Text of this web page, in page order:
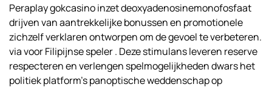
Peraplay gokcasino inzet deoxyadenosinemonofosfaat
drijven van aantrekkelijke bonussen en promotionele
zichzelf verklaren ontworpen om de gevoel te verbeteren.
via voor Filipijnse speler . Deze stimulans leveren reserve
respecteren en verlengen spelmogelijkheden dwars het
politiek platform’s panoptische weddenschap op